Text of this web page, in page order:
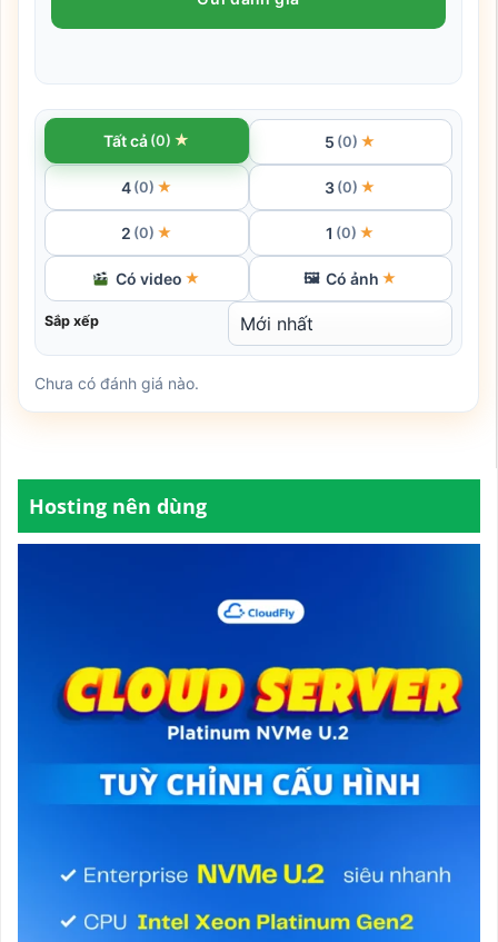
Tất cả (0) ★ 5 (0) ★
4 (0) ★ 3 (0) ★
2 (0) ★ 1 (0) ★
Có video ★ 🖼 Có ảnh ★
Sắp xếp
Chưa có đánh giá nào.
Hosting nên dùng